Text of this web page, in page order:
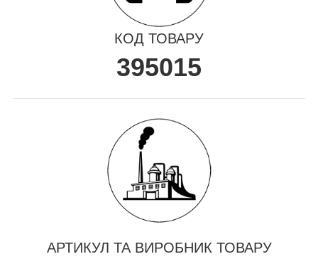
КОД ТОВАРУ
395015
АРТИКУЛ ТА ВИРОБНИК ТОВАРУ